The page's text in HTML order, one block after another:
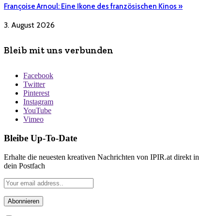
Françoise Arnoul: Eine Ikone des französischen Kinos »
3. August 2026
Bleib mit uns verbunden
Facebook
Twitter
Pinterest
Instagram
YouTube
Vimeo
Bleibe Up-To-Date
Erhalte die neuesten kreativen Nachrichten von IPIR.at direkt in
dein Postfach